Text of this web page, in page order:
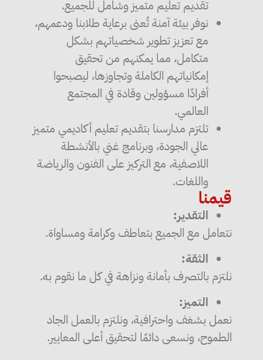
تقديم تعليم متميز وشامل للجميع.
نوفر بيئة آمنة تُعنى برعاية طلابنا ودعمهم،
مع تعزيز تطوير شخصياتهم بشكل
متكامل، مما يمكنهم من تحقيق
إمكانياتهم الكاملة وتجاوزها، ليصبحوا
أفرادًا مسؤولين وقادة في المجتمع
العالمي.
تلتزم مدارسنا بتقديم تعليم أكاديمي متميز
عالي الجودة، وبرنامج غني بالأنشطة
اللاصفية، مع التركيز على الفنون والرياضة
واللغات.
قيمنا
التقدير:
نتعامل مع الجميع بتعاطف وكرامة ومساواة.
الثقة:
نلتزم بالتصرف بأمانة ونزاهة في كل ما نقوم به.
التميز:
نعمل بشغف واحترافية، ونلتزم بالعمل الجاد
الطموح، ونسعى دائمًا لتحقيق أعلى المعايير.